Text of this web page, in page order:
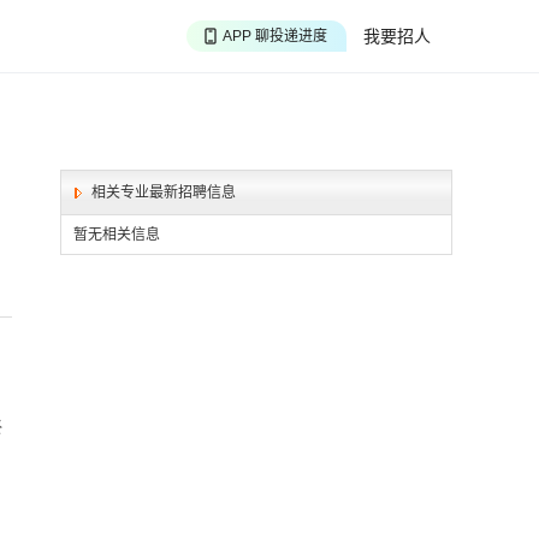
我要招人
APP 聊投递进度
相关专业最新招聘信息
暂无相关信息